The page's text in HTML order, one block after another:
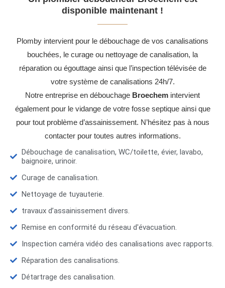
disponible maintenant !
Plomby intervient pour le débouchage de vos canalisations
bouchées, le curage ou nettoyage de canalisation, la
réparation ou égouttage ainsi que l’inspection télévisée de
votre système de canalisations 24h/7.
Notre entreprise en débouchage Broechem intervient
également pour le vidange de votre fosse septique ainsi que
pour tout problème d’assainissement. N’hésitez pas à nous
contacter pour toutes autres informations.
Débouchage de canalisation, WC/toilette, évier, lavabo,
baignoire, urinoir.
Curage de canalisation.
Nettoyage de tuyauterie.
travaux d’assainissement divers.
Remise en conformité du réseau d'évacuation.
Inspection caméra vidéo des canalisations avec rapports.
Réparation des canalisations.
Détartrage des canalisation.